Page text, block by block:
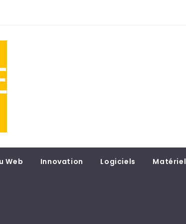
Web Innovation Logiciels Matériel